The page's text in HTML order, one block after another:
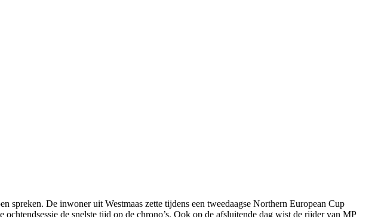
De inwoner uit Westmaas zette tijdens een tweedaagse Northern European Cup
de snelste tijd op de chrono’s. Ook op de afsluitende dag wist de rijder van MP